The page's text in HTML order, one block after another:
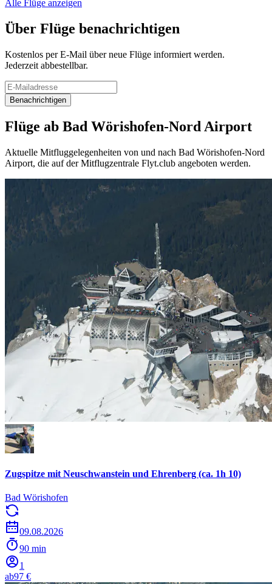
Alle Flüge anzeigen
Über Flüge benachrichtigen
Kostenlos per E-Mail über neue Flüge informiert werden.
Jederzeit abbestellbar.
Benachrichtigen
Flüge ab Bad Wörishofen-Nord Airport
Aktuelle Mitfluggelegenheiten von und nach Bad Wörishofen-Nord
Airport, die auf der Mitflugzentrale Flyt.club angeboten werden.
Zugspitze mit Neuschwanstein und Ehrenberg (ca. 1h 10)
Bad Wörishofen
09.08.2026
90 min
1
ab97 €